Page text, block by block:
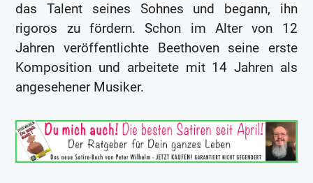
das Talent seines Sohnes und begann, ihn
rigoros zu fördern. Schon im Alter von 12
Jahren veröffentlichte Beethoven seine erste
Komposition und arbeitete mit 14 Jahren als
angesehener Musiker.